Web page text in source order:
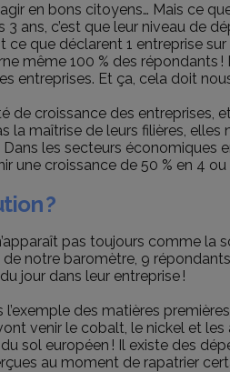
en bons citoyens… Mais ce
ans, c’est que leur niveau de
que déclarent 1 entreprise
même 100 % des répondants !
entreprises. Et ça, cela doit
de croissance des entreprises,
la maîtrise de leurs filières, elles
les secteurs économiques
une croissance de 50 % en 4 ou
?
pas toujours comme la
notre baromètre, 9
jour dans leur entreprise !
des matières
venir le cobalt, le nickel et
sol européen ! Il existe des
au moment de rapatrier